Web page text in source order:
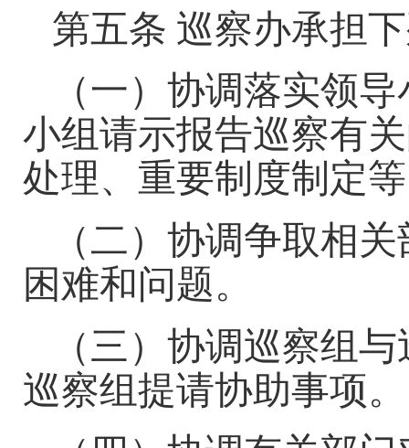
第五条 巡察办承担
（一） 协调落实领
小组请示报告巡察有
处理、重要制度制定
（二）协调争取相
困难和问题。
（三）协调巡察组
巡察组提请协助事项。